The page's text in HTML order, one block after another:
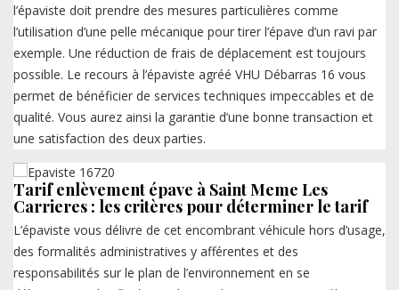
l’épaviste doit prendre des mesures particulières comme
l’utilisation d’une pelle mécanique pour tirer l’épave d’un ravi par
exemple. Une réduction de frais de déplacement est toujours
possible. Le recours à l’épaviste agréé VHU Débarras 16 vous
permet de bénéficier de services techniques impeccables et de
qualité. Vous aurez ainsi la garantie d’une bonne transaction et
une satisfaction des deux parties.
Tarif enlèvement épave à Saint Meme Les
Carrieres : les critères pour déterminer le tarif
L’épaviste vous délivre de cet encombrant véhicule hors d’usage,
des formalités administratives y afférentes et des
responsabilités sur le plan de l’environnement en se